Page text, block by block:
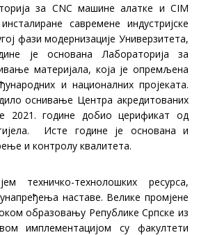
за CNC машине алатке и CIM
савремене индустријске
фази модернизације Универзитета,
је основана Лабораторија за
материјала, која је опремљена
и националних пројеката.
оснивање Центра акредитованих
2021. године добио церификат од
Исте године је основана и
и контролу квалитета.
техничко-технолошких ресурса,
наставе. Велике промјене
образовању Републике Српске из
имплементацијом су факултети